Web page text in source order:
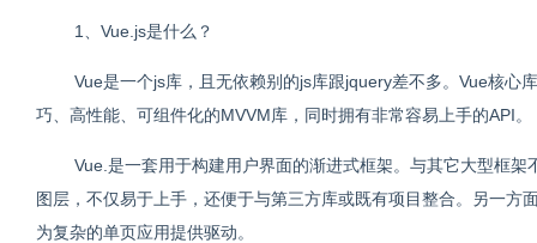
1、Vue.js是什么？
Vue是一个js库，且无依赖别的js库跟jquery差不多。Vue核心
巧、高性能、可组件化的MVVM库，同时拥有非常容易上手的API。
Vue.是一套用于构建用户界面的渐进式框架。与其它大型框
图层，不仅易于上手，还便于与第三方库或既有项目整合。另一
为复杂的单页应用提供驱动。